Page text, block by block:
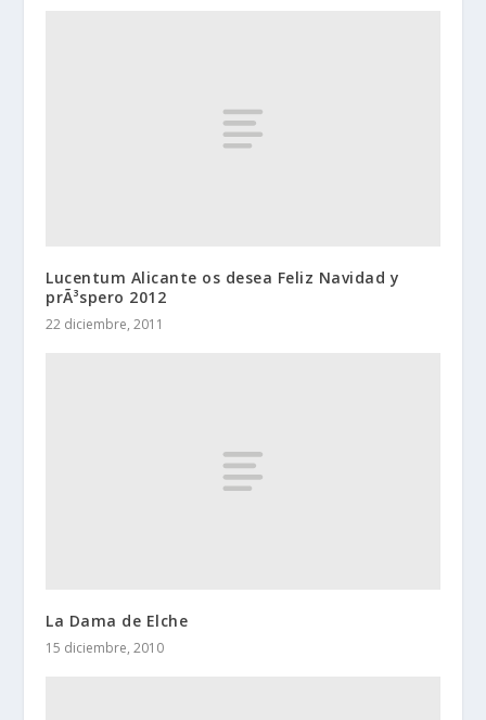
Lucentum Alicante os desea Feliz Navidad y
prÃ³spero 2012
22 diciembre, 2011
La Dama de Elche
15 diciembre, 2010